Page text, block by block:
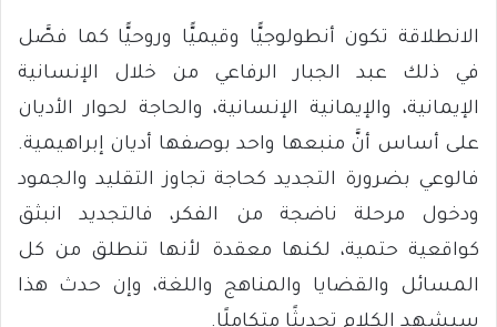
الانطلاقة تكون أنطولوجيًّا وقيميًّا وروحيًّا كما فصَّل
في ذلك عبد الجبار الرفاعي من خلال الإنسانية
الإيمانية، والإيمانية الإنسانية، والحاجة لحوار الأديان
على أساس أنَّ منبعها واحد بوصفها أديان إبراهيمية.
فالوعي بضرورة التجديد كحاجة تجاوز التقليد والجمود
ودخول مرحلة ناضجة من الفكر، فالتجديد انبثق
كواقعية حتمية، لكنها معقدة لأنها تنطلق من كل
المسائل والقضايا والمناهج واللغة، وإن حدث هذا